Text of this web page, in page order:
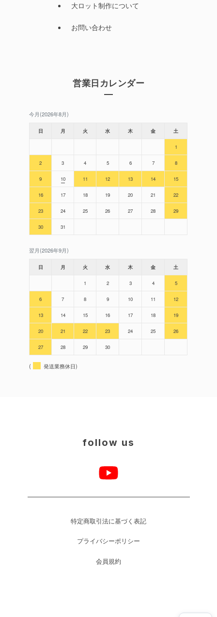
大ロット制作について
お問い合わせ
営業日カレンダー
今月(2026年8月)
日 月 火 水 木 金 土
1
2 3 4 5 6 7 8
9 10 11 12 13 14 15
16 17 18 19 20 21 22
23 24 25 26 27 28 29
30 31
翌月(2026年9月)
日 月 火 水 木 金 土
1 2 3 4 5
6 7 8 9 10 11 12
13 14 15 16 17 18 19
20 21 22 23 24 25 26
27 28 29 30
( 発送業務休日)
follow us
特定商取引法に基づく表記
プライバシーポリシー
会員規約